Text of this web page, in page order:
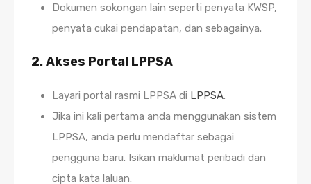
Dokumen sokongan lain seperti penyata KWSP,
penyata cukai pendapatan, dan sebagainya.
2.Akses Portal LPPSA
Layari portal rasmi LPPSA di LPPSA.
Jika ini kali pertama anda menggunakan sistem
LPPSA, anda perlu mendaftar sebagai
pengguna baru. Isikan maklumat peribadi dan
cipta kata laluan.